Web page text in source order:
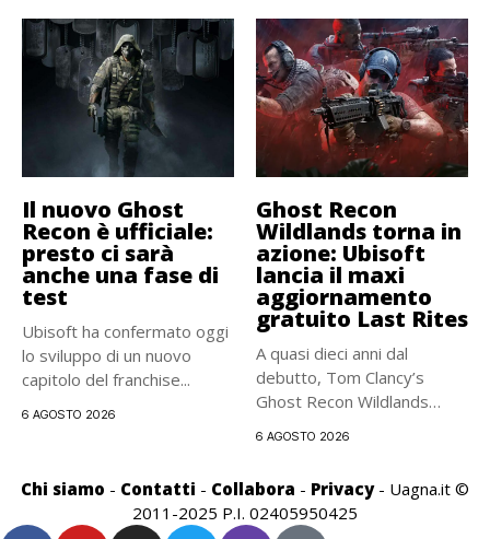
Il nuovo Ghost
Recon è ufficiale:
presto ci sarà
anche una fase di
test
Ubisoft ha confermato oggi
lo sviluppo di un nuovo
capitolo del franchise...
6 AGOSTO 2026
Ghost Recon
Wildlands torna in
azione: Ubisoft
lancia il maxi
aggiornamento
gratuito Last Rites
A quasi dieci anni dal
debutto, Tom Clancy’s
Ghost Recon Wildlands
6 AGOSTO 2026
Chi siamo - Contatti - Collabora - Privacy- Uagna.it ©
2011-2025 P.I. 02405950425